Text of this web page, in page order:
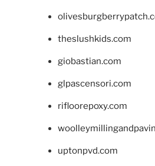
theslushkids.com
giobastian.com
glpascensori.com
rifloorepoxy.com
uptonpvd.com